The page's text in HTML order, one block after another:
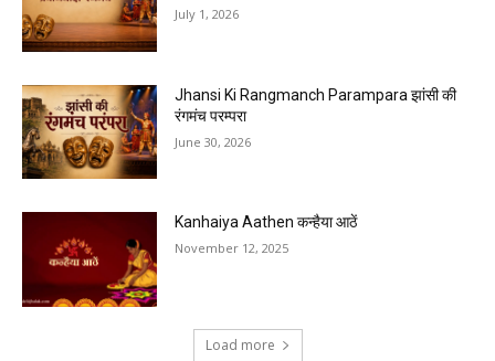
July 1, 2026
Jhansi Ki Rangmanch Parampara झांसी की
रंगमंच परम्परा
June 30, 2026
Kanhaiya Aathen कन्हैया आठें
November 12, 2025
Load more